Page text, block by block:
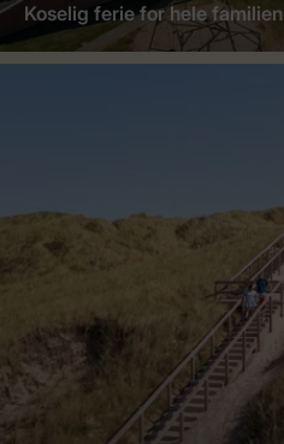
Koselig ferie for hele familien